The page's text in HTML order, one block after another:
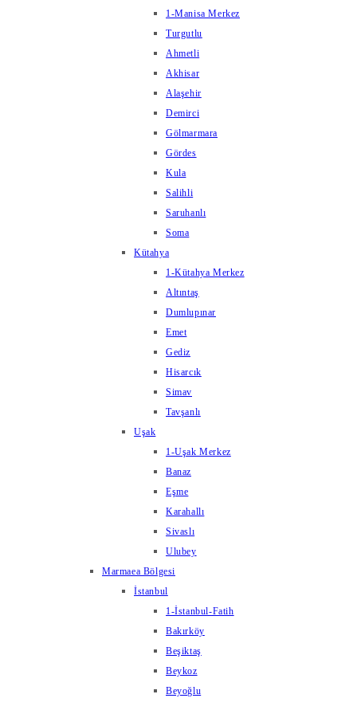
1-Manisa Merkez
Turgutlu
Ahmetli
Akhisar
Alaşehir
Demirci
Gölmarmara
Gördes
Kula
Salihli
Saruhanlı
Soma
Kütahya
1-Kütahya Merkez
Altıntaş
Dumlupınar
Emet
Gediz
Hisarcık
Simav
Tavşanlı
Uşak
1-Uşak Merkez
Banaz
Eşme
Karahallı
Sivaslı
Ulubey
Marmaea Bölgesi
İstanbul
1-İstanbul-Fatih
Bakırköy
Beşiktaş
Beykoz
Beyoğlu